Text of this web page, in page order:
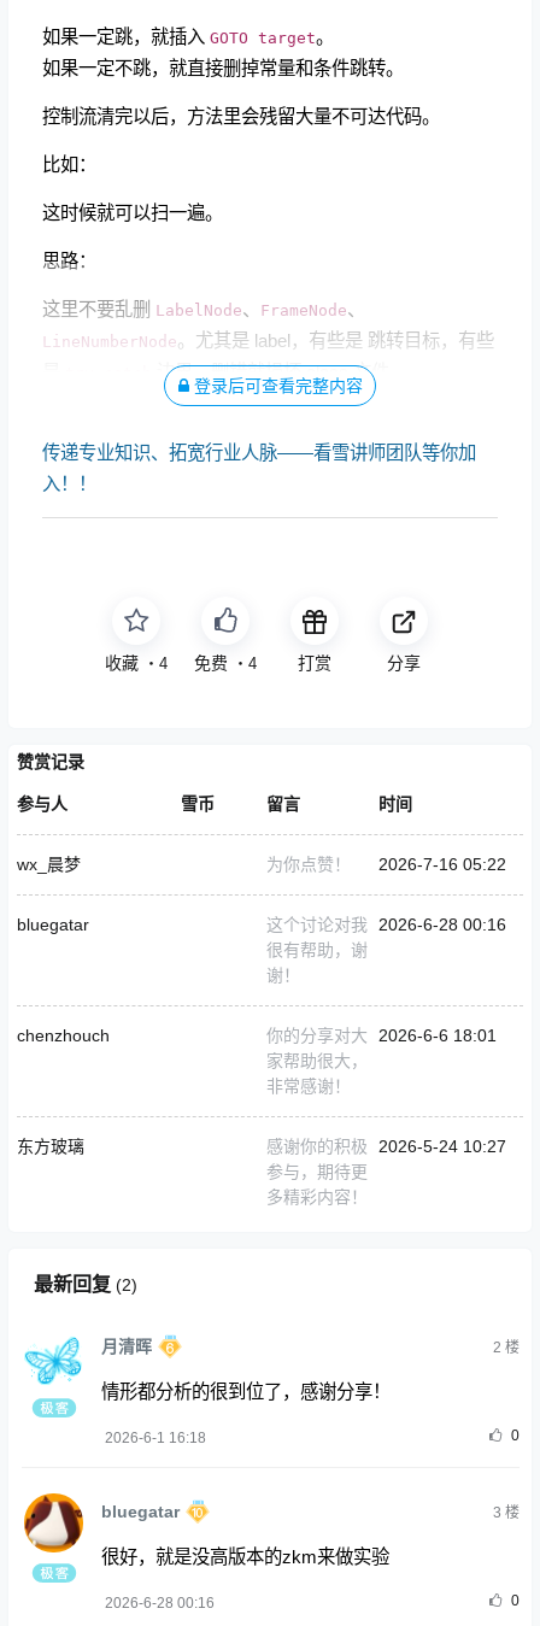
如果一定跳，就插入 GOTO target。
如果一定不跳，就直接删掉常量和条件跳转。
控制流清完以后，方法里会残留大量不可达代码。
比如：
这时候就可以扫一遍。
思路：
这里不要乱删 LabelNode、 FrameNode、
LineNumberNode。尤其是 label，有些是 跳转目标，有些
边界，删错就损坏 class 文件。
登录后可查看完整内容
传递专业知识、拓宽行业人脉——看雪讲师团队等你加
入！！
收藏 ・ 4 免费 ・ 4 打赏 分享
赞赏记录
参与人 雪币 留言 时间
wx_晨梦 为你点赞！ 2026-7-16 05:22
bluegatar
这个讨论对我
很有帮助，谢
谢！
2026-6-28 00:16
chenzhouch
你的分享对大
家帮助很大，
非常感谢！
2026-6-6 18:01
东方玻璃
感谢你的积极
参与，期待更
多精彩内容！
2026-5-24 10:27
最新回复 (2)
月清晖 2 楼
情形都分析的很到位了，感谢分享！
2026-6-1 16:18 0
bluegatar 3 楼
很好，就是没高版本的zkm来做实验
2026-6-28 00:16 0